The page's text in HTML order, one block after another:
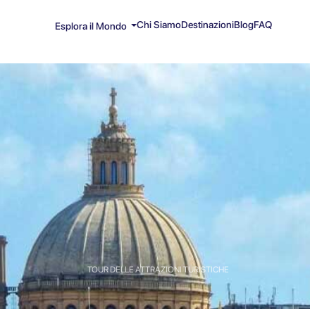
Esplora il Mondo Chi SiamoDestinazioniBlogFAQ
TOUR DELLE ATTRAZIONI TURISTICHE